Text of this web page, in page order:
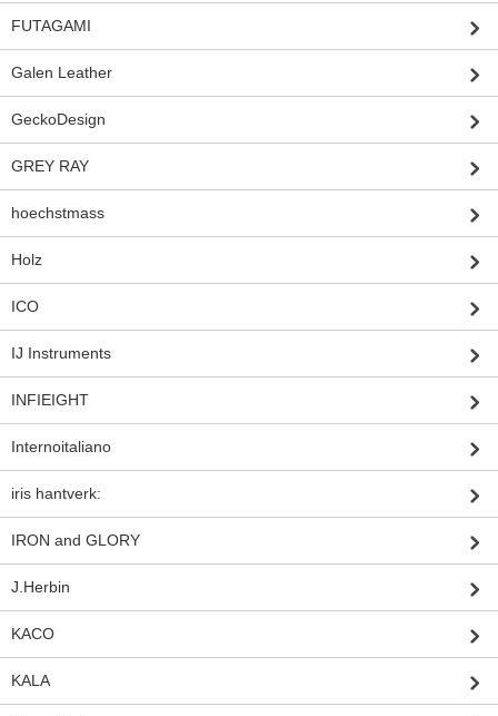
FUTAGAMI
Galen Leather
GeckoDesign
GREY RAY
hoechstmass
Holz
ICO
IJ Instruments
INFIEIGHT
Internoitaliano
iris hantverk:
IRON and GLORY
J.Herbin
KACO
KALA